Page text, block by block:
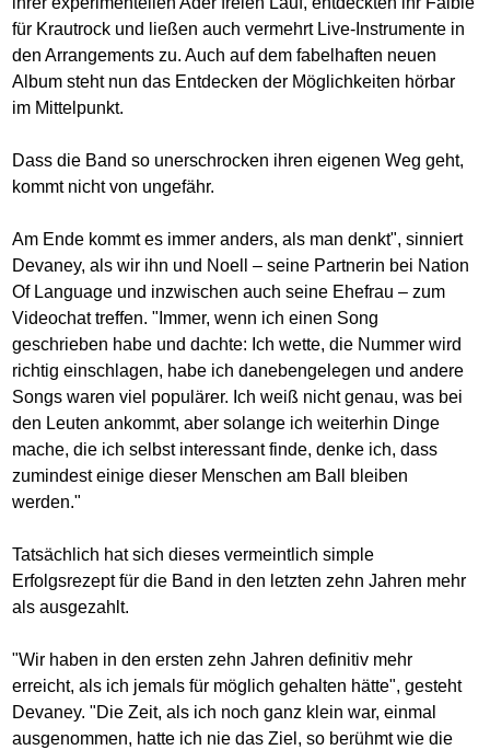
für Krautrock und ließen auch vermehrt Live-Instrumente in
den Arrangements zu. Auch auf dem fabelhaften neuen
Album steht nun das Entdecken der Möglichkeiten hörbar
im Mittelpunkt.
Dass die Band so unerschrocken ihren eigenen Weg geht,
kommt nicht von ungefähr.
Am Ende kommt es immer anders, als man denkt", sinniert
Devaney, als wir ihn und Noell – seine Partnerin bei Nation
Of Language und inzwischen auch seine Ehefrau – zum
Videochat treffen. "Immer, wenn ich einen Song
geschrieben habe und dachte: Ich wette, die Nummer wird
richtig einschlagen, habe ich danebengelegen und andere
Songs waren viel populärer. Ich weiß nicht genau, was bei
den Leuten ankommt, aber solange ich weiterhin Dinge
mache, die ich selbst interessant finde, denke ich, dass
zumindest einige dieser Menschen am Ball bleiben
werden."
Tatsächlich hat sich dieses vermeintlich simple
Erfolgsrezept für die Band in den letzten zehn Jahren mehr
als ausgezahlt.
"Wir haben in den ersten zehn Jahren definitiv mehr
erreicht, als ich jemals für möglich gehalten hätte", gesteht
Devaney. "Die Zeit, als ich noch ganz klein war, einmal
ausgenommen, hatte ich nie das Ziel, so berühmt wie die